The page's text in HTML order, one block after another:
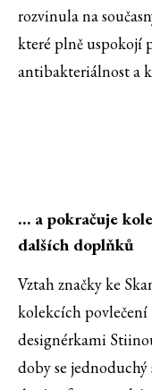
rozvinula na
které plně uspokojí
antibakteriálnost a
… a pokračuje
dalších doplňků
Vztah značky ke
kolekcích povlečení
designérkami
doby se